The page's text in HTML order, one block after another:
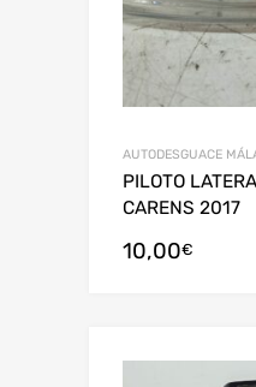
AUTODESGUACE
PILOTO
CARENS 2017
10,00€